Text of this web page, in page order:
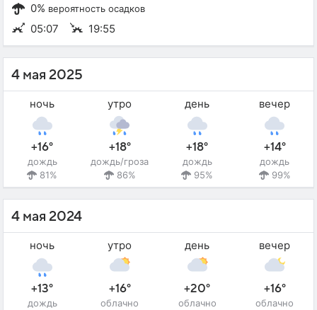
0% вероятность осадков
05:07 19:55
4 мая 2025
ночь
+16°
дождь
81%
утро
+18°
дождь/гроза
86%
день
+18°
дождь
95%
вечер
+14°
дождь
99%
4 мая 2024
ночь
+13°
дождь
утро
+16°
облачно
день
+20°
облачно
вечер
+16°
облачно